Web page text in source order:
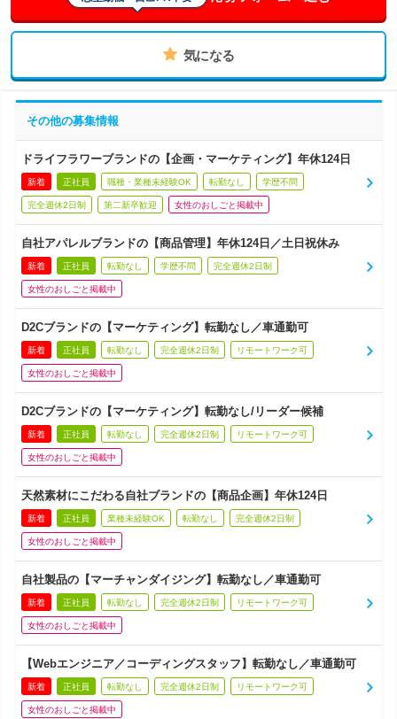
気になる
その他の募集情報
ドライフラワーブランドの【企画・マーケティング】年休124日
新着 正社員 職種・業種未経験OK 転勤なし 学歴不問
完全週休2日制 第二新卒歓迎 女性のおしごと掲載中
自社アパレルブランドの【商品管理】年休124日／土日祝休み
新着 正社員 転勤なし 学歴不問 完全週休2日制
女性のおしごと掲載中
D2Cブランドの【マーケティング】転勤なし／車通勤可
新着 正社員 転勤なし 完全週休2日制 リモートワーク可
女性のおしごと掲載中
D2Cブランドの【マーケティング】転勤なし/リーダー候補
新着 正社員 転勤なし 完全週休2日制 リモートワーク可
女性のおしごと掲載中
天然素材にこだわる自社ブランドの【商品企画】年休124日
新着 正社員 業種未経験OK 転勤なし 完全週休2日制
女性のおしごと掲載中
自社製品の【マーチャンダイジング】転勤なし／車通勤可
新着 正社員 転勤なし 完全週休2日制 リモートワーク可
女性のおしごと掲載中
【Webエンジニア／コーディングスタッフ】転勤なし／車通勤可
新着 正社員 転勤なし 完全週休2日制 リモートワーク可
女性のおしごと掲載中